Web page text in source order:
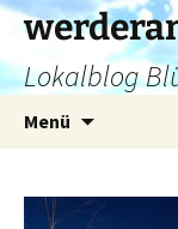
Zum
Inhalt
springen
Lokalblog
Menü